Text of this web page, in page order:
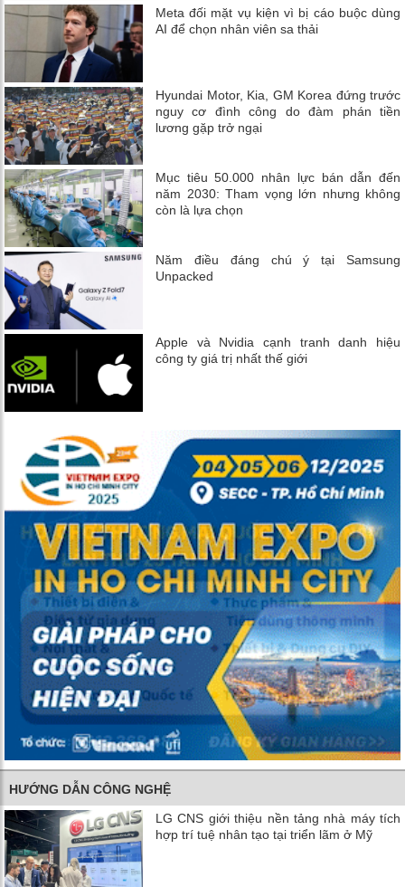
Meta đối mặt vụ kiện vì bị cáo buộc dùng
AI để chọn nhân viên sa thải
Hyundai Motor, Kia, GM Korea đứng trước
nguy cơ đình công do đàm phán tiền
lương gặp trở ngại
Mục tiêu 50.000 nhân lực bán dẫn đến
năm 2030: Tham vọng lớn nhưng không
còn là lựa chọn
Năm điều đáng chú ý tại Samsung
Unpacked
Apple và Nvidia cạnh tranh danh hiệu
công ty giá trị nhất thế giới
HƯỚNG DẪN CÔNG NGHỆ
LG CNS giới thiệu nền tảng nhà máy tích
hợp trí tuệ nhân tạo tại triển lãm ở Mỹ